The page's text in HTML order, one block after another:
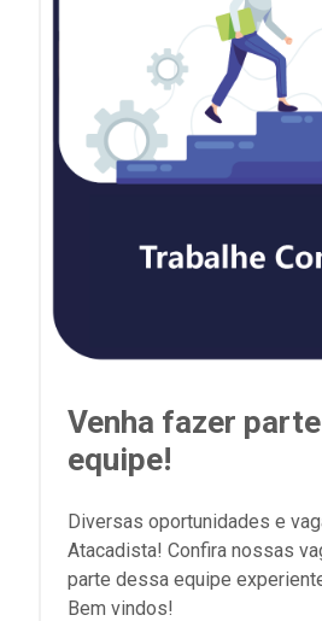
Venha fazer
equipe!
Diversas oportunidades e
Atacadista! Confira nossas
parte dessa equipe
Bem vindos!